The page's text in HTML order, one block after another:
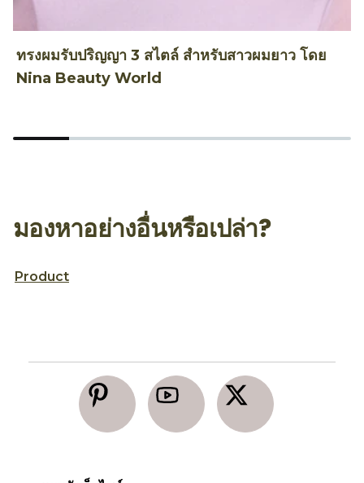
ทรงผมรับปริญญา 3 สไตล์ สำหรับสาวผมยาว โดย
Nina Beauty World
มองหาอย่างอื่นหรือเปล่า?
Product